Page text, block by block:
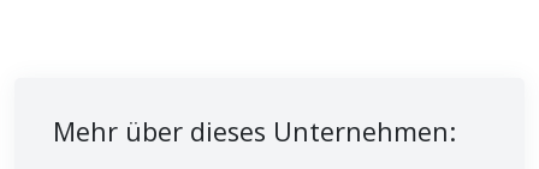
Mehr über dieses Unternehmen: